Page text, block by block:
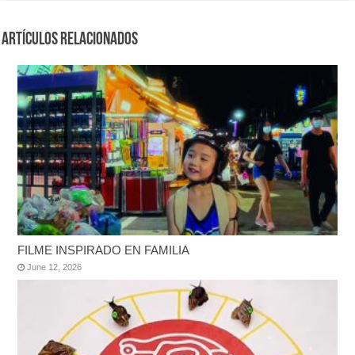
Artículos Relacionados
FILME INSPIRADO EN FAMILIA
June 12, 2026